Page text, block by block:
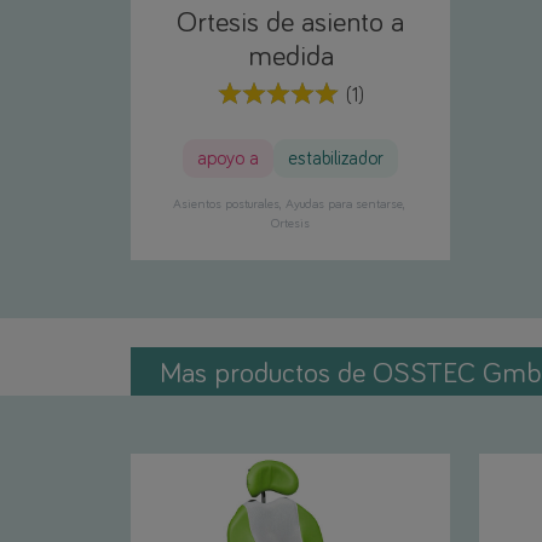
Ortesis de asiento a
medida
(1)
apoyo a estabilizador
Asientos posturales
Ayudas para sentarse
Ortesis
Mas productos de OSSTEC